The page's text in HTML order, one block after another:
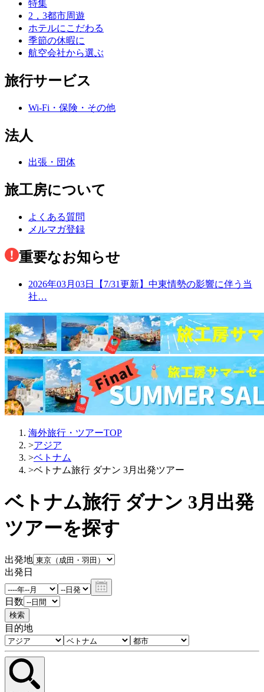
特集
2，3都市周遊
ホテルにこだわる
季節の休暇に
航空会社から選ぶ
旅行サービス
Wi-Fi・保険・その他
法人
出張・団体
旅工房について
よくある質問
メルマガ登録
重要なお知らせ
2026年03月03日
【7/31更新】中東情勢の影響に伴う当
社…
海外旅行・ツアーTOP
>アジア
>ベトナム
>ベトナム旅行 ダナン 3月出発ツアー
ベトナム旅行 ダナン 3月出発
ツアーを探す
出発地
出発日
日数
検索
目的地